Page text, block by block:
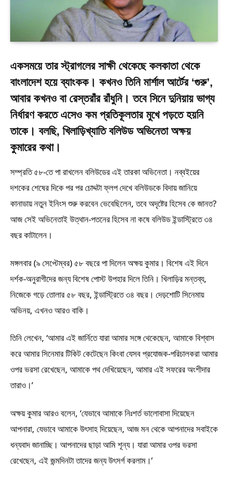
একসময়ে তার স্ট্রাগলের সাক্ষী থেকেছে কলকাতা থেকে
বাংলাদেশ হয়ে ব্যাংকক। কখনও তিনি মার্শাল আর্টের ‘গুরু’,
আবার কখনও বা রেস্তরাঁর রাঁধুনি। তবে সিনে দুনিয়ায় ভাগ্য
নির্ধারণ করতে এসেও কম প্রতিকূলতার মুখে পড়তে হয়নি
তাকে। বলছি, খিলাড়িখ্যাতি বলিউড অভিনেতা অক্ষয়
কুমারের কথা।
সম্প্রতি ৫৮-তে পা রাখলেন বলিউডের এই তারকা অভিনেতা। নব্বইয়ের
দশকের শেষের দিকে পর পর চোদ্দটা ফ্লপ দেখে বলিউডকে বিদায় জানিয়ে
কানাডায় নতুন ইনিংস শুরু করবেন ভেবেছিলেন, তবে অদৃষ্টের হিসেব কে জানত?
আজ সেই অভিনেতাই উত্থান-পতনের হিসেব না কষে বলিউড ইন্ডাস্ট্রিতে ৩৪
বছর কাটালেন।
মঙ্গলবার (৯ সেপ্টেম্বর) ৫৮ বছরে পা দিলেন অক্ষয় কুমার। বিশেষ এই দিনে
দর্শক-অনুরাগীদের জন্য বিশেষ পোস্ট উপহার দিলে তিনি। খিলাড়ির মন্তব্য,
নিজেকে গড়ে তোলার ৫৮ বছর, ইন্ডাস্ট্রিতে ৩৪ বছর। দেড়শোটি সিনেমায়
অভিনয়, এখনও আরও বাকি।
তিনি লেখেন, ‘আমার এই জার্নিতে যারা আমার সঙ্গে থেকেছেন, আমাকে বিশ্বাস
করে আমার সিনেমার টিকিট কেটেছেন কিংবা যেসব প্রযোজক-পরিচালকরা আমার
ওপর ভরসা রেখেছেন, আমাকে পথ দেখিয়েছেন, আমার এই সফরের অংশীদার
তারাও।’
অক্ষয় কুমার আরও বলেন, ‘যেভাবে আমাকে নিঃশর্ত ভালোবাসা দিয়েছেন
আপনারা, যেভাবে আমাকে উৎসাহ দিয়েছেন, আজ মন থেকে আপনাদের সবাইকে
ধন্যবাদ জানাচ্ছি। আপনাদের ছাড়া আমি শূন্য। যারা আমার ওপর ভরসা
রেখেছেন, এই জন্মদিনটা তাদের জন্য উৎসর্গ করলাম।’